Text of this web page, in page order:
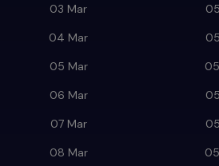
03 Mar
04 Mar
05 Mar
06 Mar
07 Mar
08 Mar